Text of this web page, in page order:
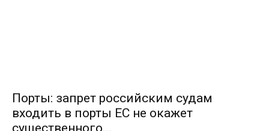
Порты: запрет российским судам
входить в порты ЕС не окажет
существенного...